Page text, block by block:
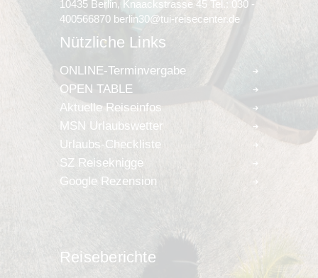
10435 Berlin, Knaackstrasse 45 Tel.: 030 -
400566870 berlin30@tui-reisecenter.de
Nützliche Links
ONLINE-Terminvergabe
OPEN TABLE
Aktuelle Reiseinfos
MSN Urlaubswetter
Urlaubs-Checkliste
SZ Reiseknigge
Google Rezension
Reiseberichte